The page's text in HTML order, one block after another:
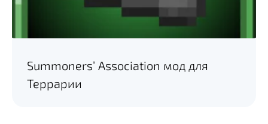
Summoners’ Association мод для
Террарии